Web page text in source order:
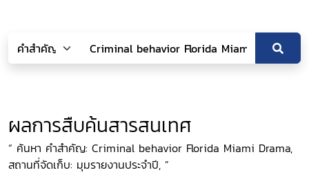
ผลการสืบค้นสารสนเทศ
“ ค้นหา คำสำคัญ: Criminal behavior Florida Miami Drama,
สถานที่จัดเก็บ: มุมรายงานประจำปี, ”